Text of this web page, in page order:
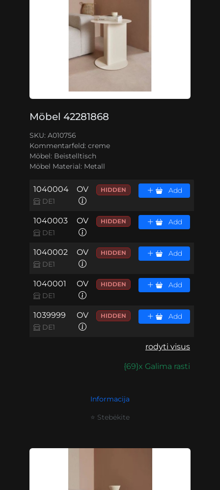
Möbel 42281868
SKU: A010756
Kommentarfeld: creme
Möbel: Beistelltisch
Möbel Material: Metall
1040004
DE1
OV HIDDEN Add
1040003
DE1
OV HIDDEN Add
1040002
DE1
OV HIDDEN Add
1040001
DE1
OV HIDDEN Add
1039999
DE1
OV HIDDEN Add
rodyti visus
{69}x Galima rasti
Informacija
⭐ Stebėkite